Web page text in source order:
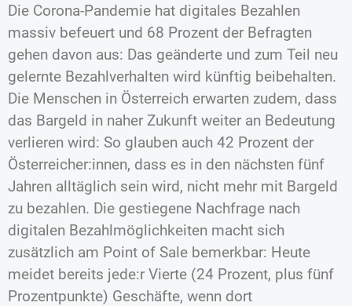
Die Corona-Pandemie hat digitales Bezahlen
massiv befeuert und 68 Prozent der Befragten
gehen davon aus: Das geänderte und zum Teil neu
gelernte Bezahlverhalten wird künftig beibehalten.
Die Menschen in Österreich erwarten zudem, dass
das Bargeld in naher Zukunft weiter an Bedeutung
verlieren wird: So glauben auch 42 Prozent der
Österreicher:innen, dass es in den nächsten fünf
Jahren alltäglich sein wird, nicht mehr mit Bargeld
zu bezahlen. Die gestiegene Nachfrage nach
digitalen Bezahlmöglichkeiten macht sich
zusätzlich am Point of Sale bemerkbar: Heute
meidet bereits jede:r Vierte (24 Prozent, plus fünf
Prozentpunkte) Geschäfte, wenn dort